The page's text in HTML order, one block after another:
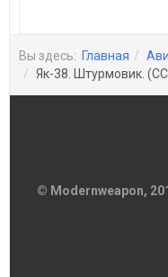
Вы здесь: Главная
Як-38. Штурмовик.
© Modernweapon,